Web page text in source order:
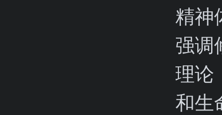
精神
强调
理论
和生